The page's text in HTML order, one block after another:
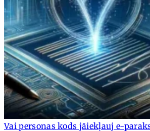
Vai personas kods jāiekļauj e-